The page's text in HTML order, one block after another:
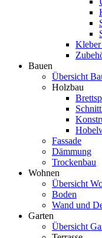
Bauen
Übersicht
Holzbau
Fassade
Dämmung
Trockenbau
Wohnen
Übersicht
Boden
Wand und
Garten
Übersicht